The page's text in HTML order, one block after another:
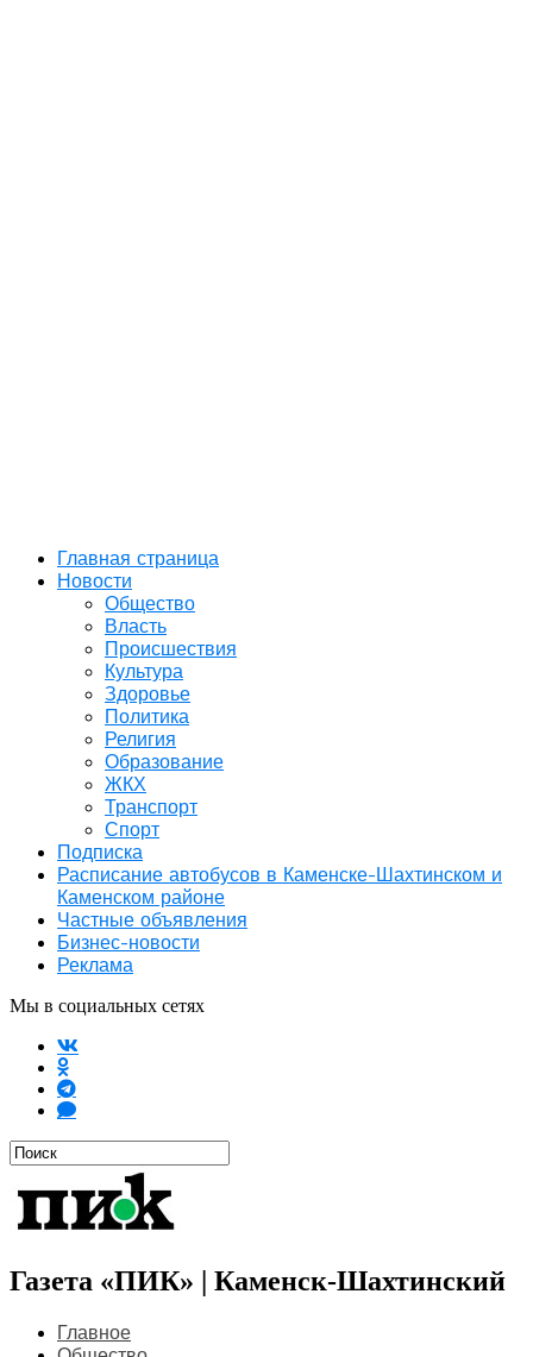
Главная страница
Новости
Общество
Власть
Происшествия
Культура
Здоровье
Политика
Религия
Образование
ЖКХ
Транспорт
Спорт
Подписка
Расписание автобусов в Каменске-Шахтинском и
Каменском районе
Частные объявления
Бизнес-новости
Реклама
Мы в социальных сетях
Газета «ПИК» | Каменск-Шахтинский
Главное